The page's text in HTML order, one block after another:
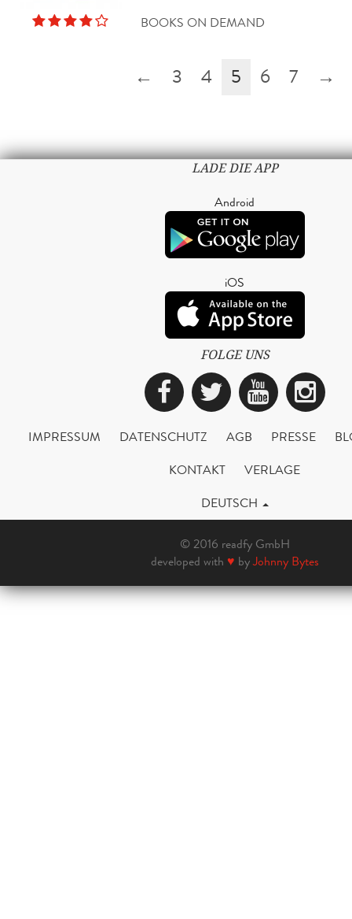
BOOKS ON DEMAND
← 3 4 5 6 7 →
LADE DIE APP
Android
iOS
FOLGE UNS
Facebook
Twitter
IMPRESSUM DATENSCHUTZ AGB PRESSE
KONTAKT
VERLAGE
DEUTSCH
© 2016 readfy GmbH
developed with ♥ byJohnny Bytes